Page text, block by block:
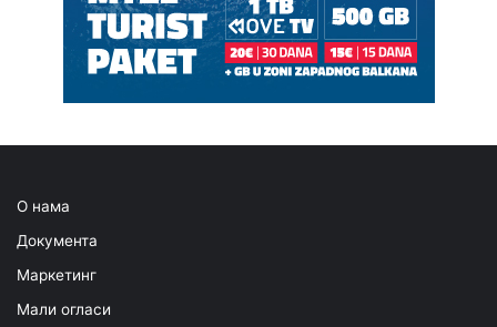
О нама
Документа
Маркетинг
Мали огласи